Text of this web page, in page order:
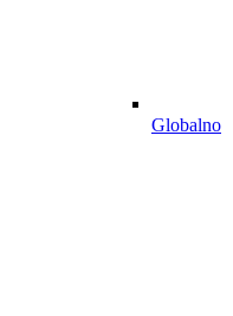
Globalno